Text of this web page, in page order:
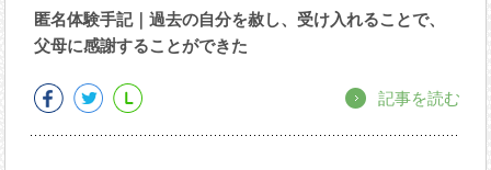
匿名体験手記｜過去の自分を赦し、受け入れることで、
父母に感謝することができた
記事を読む